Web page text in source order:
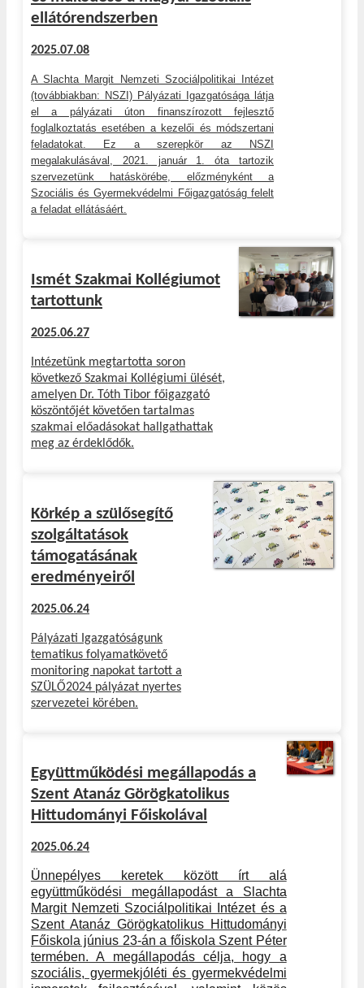
ellátórendszerben
2025.07.08
A Slachta Margit Nemzeti Szociálpolitikai Intézet
(továbbiakban: NSZI) Pályázati Igazgatósága látja
el a pályázati úton finanszírozott fejlesztő
foglalkoztatás esetében a kezelői és módszertani
feladatokat. Ez a szerepkör az NSZI
megalakulásával, 2021. január 1. óta tartozik
szervezetünk hatáskörébe, előzményként a
Szociális és Gyermekvédelmi Főigazgatóság felelt
a feladat ellátásáért.
Ismét Szakmai Kollégiumot
tartottunk
2025.06.27
Intézetünk megtartotta soron
következő Szakmai Kollégiumi ülését,
amelyen Dr. Tóth Tibor főigazgató
köszöntőjét követően tartalmas
szakmai előadásokat hallgathattak
meg az érdeklődők.
Körkép a szülősegítő
szolgáltatások
támogatásának
eredményeiről
2025.06.24
Pályázati Igazgatóságunk
tematikus folyamatkövető
monitoring napokat tartott a
SZÜLŐ2024 pályázat nyertes
szervezetei körében.
Együttműködési megállapodás a
Szent Atanáz Görögkatolikus
Hittudományi Főiskolával
2025.06.24
Ünnepélyes keretek között írt alá
együttműködési megállapodást a Slachta
Margit Nemzeti Szociálpolitikai Intézet és a
Szent Atanáz Görögkatolikus Hittudományi
Főiskola június 23-án a főiskola Szent Péter
termében. A megállapodás célja, hogy a
szociális, gyermekjóléti és gyermekvédelmi